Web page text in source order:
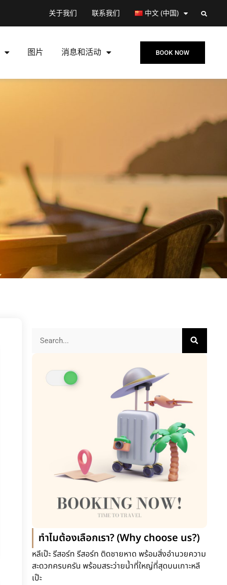
关于我们 联系我们 中文 (中国)
图片 消息和活动 BOOK NOW
ทำไมต้องเลือกเรา? (Why choose us?)
หลีเป๊ะ รีสอร์ท รีสอร์ท ติดชายหาด พร้อมสิ่งอำนวยความ
สะดวกครบครัน พร้อมสระว่ายน้ำที่ใหญ่ที่สุดบนเกาะหลี
เป๊ะ